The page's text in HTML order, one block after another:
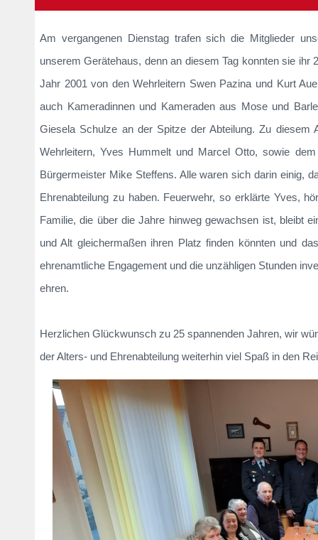
Am vergangenen Dienstag trafen sich die Mitglieder
unserem Gerätehaus, denn an diesem Tag konnten sie
Jahr 2001 von den Wehrleitern Swen Pazina und Kurt
auch Kameradinnen und Kameraden aus Mose und
Giesela Schulze an der Spitze der Abteilung. Zu diesem
Wehrleitern, Yves Hummelt und Marcel Otto, sowie
Bürgermeister Mike Steffens. Alle waren sich darin einig,
Ehrenabteilung zu haben. Feuerwehr, so erklärte Yves,
Familie, die über die Jahre hinweg gewachsen ist, bleibt
und Alt gleichermaßen ihren Platz finden könnten und
ehrenamtliche Engagement und die unzähligen Stunden
ehren.
Herzlichen Glückwunsch zu 25 spannenden Jahren, wir
der Alters- und Ehrenabteilung weiterhin viel Spaß in den